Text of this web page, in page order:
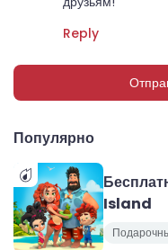
Reply
Популярно
Island